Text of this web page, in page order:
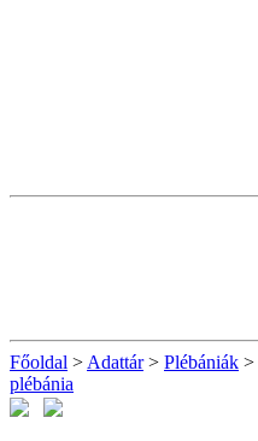
Főoldal > Adattár> Plébániák >
plébánia